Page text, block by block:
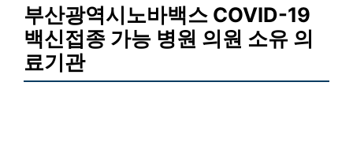
부산광역시노바백스 COVID-19
백신접종 가능 병원 의원 소유 의
료기관